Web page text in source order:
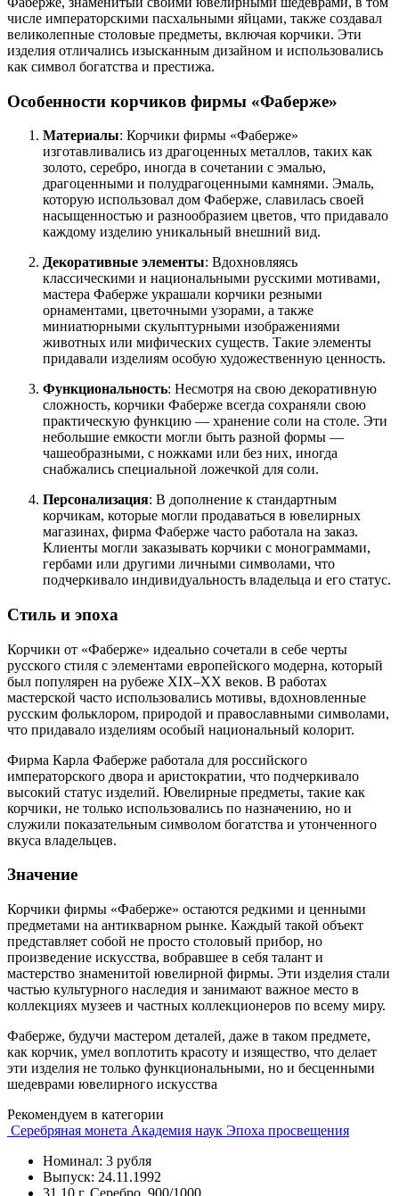
числе императорскими пасхальными яйцами, также создавал
великолепные столовые предметы, включая корчики. Эти
изделия отличались изысканным дизайном и использовались
как символ богатства и престижа.
Особенности корчиков фирмы «Фаберже»
Материалы: Корчики фирмы «Фаберже»
изготавливались из драгоценных металлов, таких как
золото, серебро, иногда в сочетании с эмалью,
драгоценными и полудрагоценными камнями. Эмаль,
которую использовал дом Фаберже, славилась своей
насыщенностью и разнообразием цветов, что придавало
каждому изделию уникальный внешний вид.
Декоративные элементы: Вдохновляясь
классическими и национальными русскими мотивами,
мастера Фаберже украшали корчики резными
орнаментами, цветочными узорами, а также
миниатюрными скульптурными изображениями
животных или мифических существ. Такие элементы
придавали изделиям особую художественную ценность.
Функциональность: Несмотря на свою декоративную
сложность, корчики Фаберже всегда сохраняли свою
практическую функцию — хранение соли на столе. Эти
небольшие емкости могли быть разной формы —
чашеобразными, с ножками или без них, иногда
снабжались специальной ложечкой для соли.
Персонализация: В дополнение к стандартным
корчикам, которые могли продаваться в ювелирных
магазинах, фирма Фаберже часто работала на заказ.
Клиенты могли заказывать корчики с монограммами,
гербами или другими личными символами, что
подчеркивало индивидуальность владельца и его статус.
Стиль и эпоха
Корчики от «Фаберже» идеально сочетали в себе черты
русского стиля с элементами европейского модерна, который
был популярен на рубеже XIX–XX веков. В работах
мастерской часто использовались мотивы, вдохновленные
русским фольклором, природой и православными символами,
что придавало изделиям особый национальный колорит.
Фирма Карла Фаберже работала для российского
императорского двора и аристократии, что подчеркивало
высокий статус изделий. Ювелирные предметы, такие как
корчики, не только использовались по назначению, но и
служили показательным символом богатства и утонченного
вкуса владельцев.
Значение
Корчики фирмы «Фаберже» остаются редкими и ценными
предметами на антикварном рынке. Каждый такой объект
представляет собой не просто столовый прибор, но
произведение искусства, вобравшее в себя талант и
мастерство знаменитой ювелирной фирмы. Эти изделия стали
частью культурного наследия и занимают важное место в
коллекциях музеев и частных коллекционеров по всему миру.
Фаберже, будучи мастером деталей, даже в таком предмете,
как корчик, умел воплотить красоту и изящество, что делает
эти изделия не только функциональными, но и бесценными
шедеврами ювелирного искусства
Рекомендуем в категории
Серебряная монета Академия наук Эпоха просвещения
Номинал: 3 рубля
Выпуск: 24.11.1992